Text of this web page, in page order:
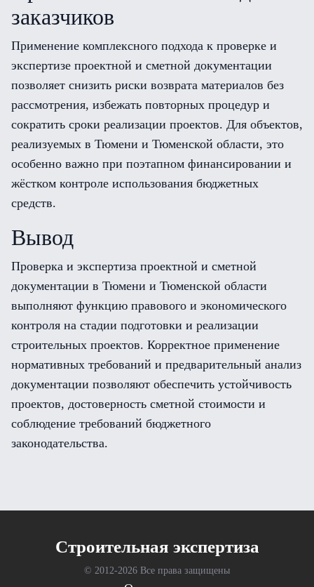
заказчиков
Применение комплексного подхода к проверке и
экспертизе проектной и сметной документации
позволяет снизить риски возврата материалов без
рассмотрения, избежать повторных процедур и
сократить сроки реализации проектов. Для объектов,
реализуемых в Тюмени и Тюменской области, это
особенно важно при поэтапном финансировании и
жёстком контроле использования бюджетных
средств.
Вывод
Проверка и экспертиза проектной и сметной
документации в Тюмени и Тюменской области
выполняют функцию правового и экономического
контроля на стадии подготовки и реализации
строительных проектов. Корректное применение
нормативных требований и предварительный анализ
документации позволяют обеспечить устойчивость
проектов, достоверность сметной стоимости и
соблюдение требований бюджетного
законодательства.
Cтроительная экспертиза
© 2012-2026 Все права защищены